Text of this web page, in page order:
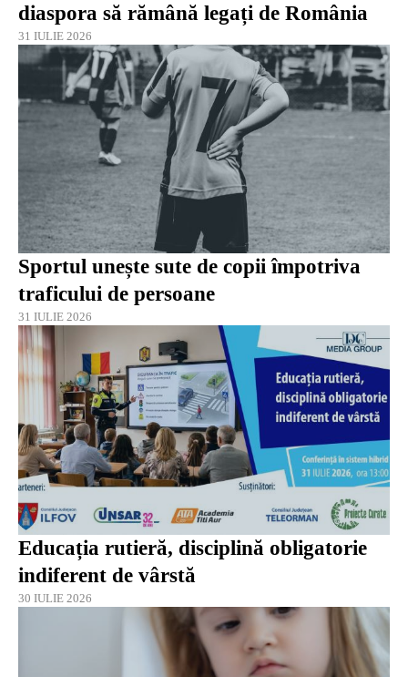
diaspora să rămână legați de România
31 IULIE 2026
Sportul unește sute de copii împotriva
traficului de persoane
31 IULIE 2026
Educația rutieră, disciplină obligatorie
indiferent de vârstă
30 IULIE 2026